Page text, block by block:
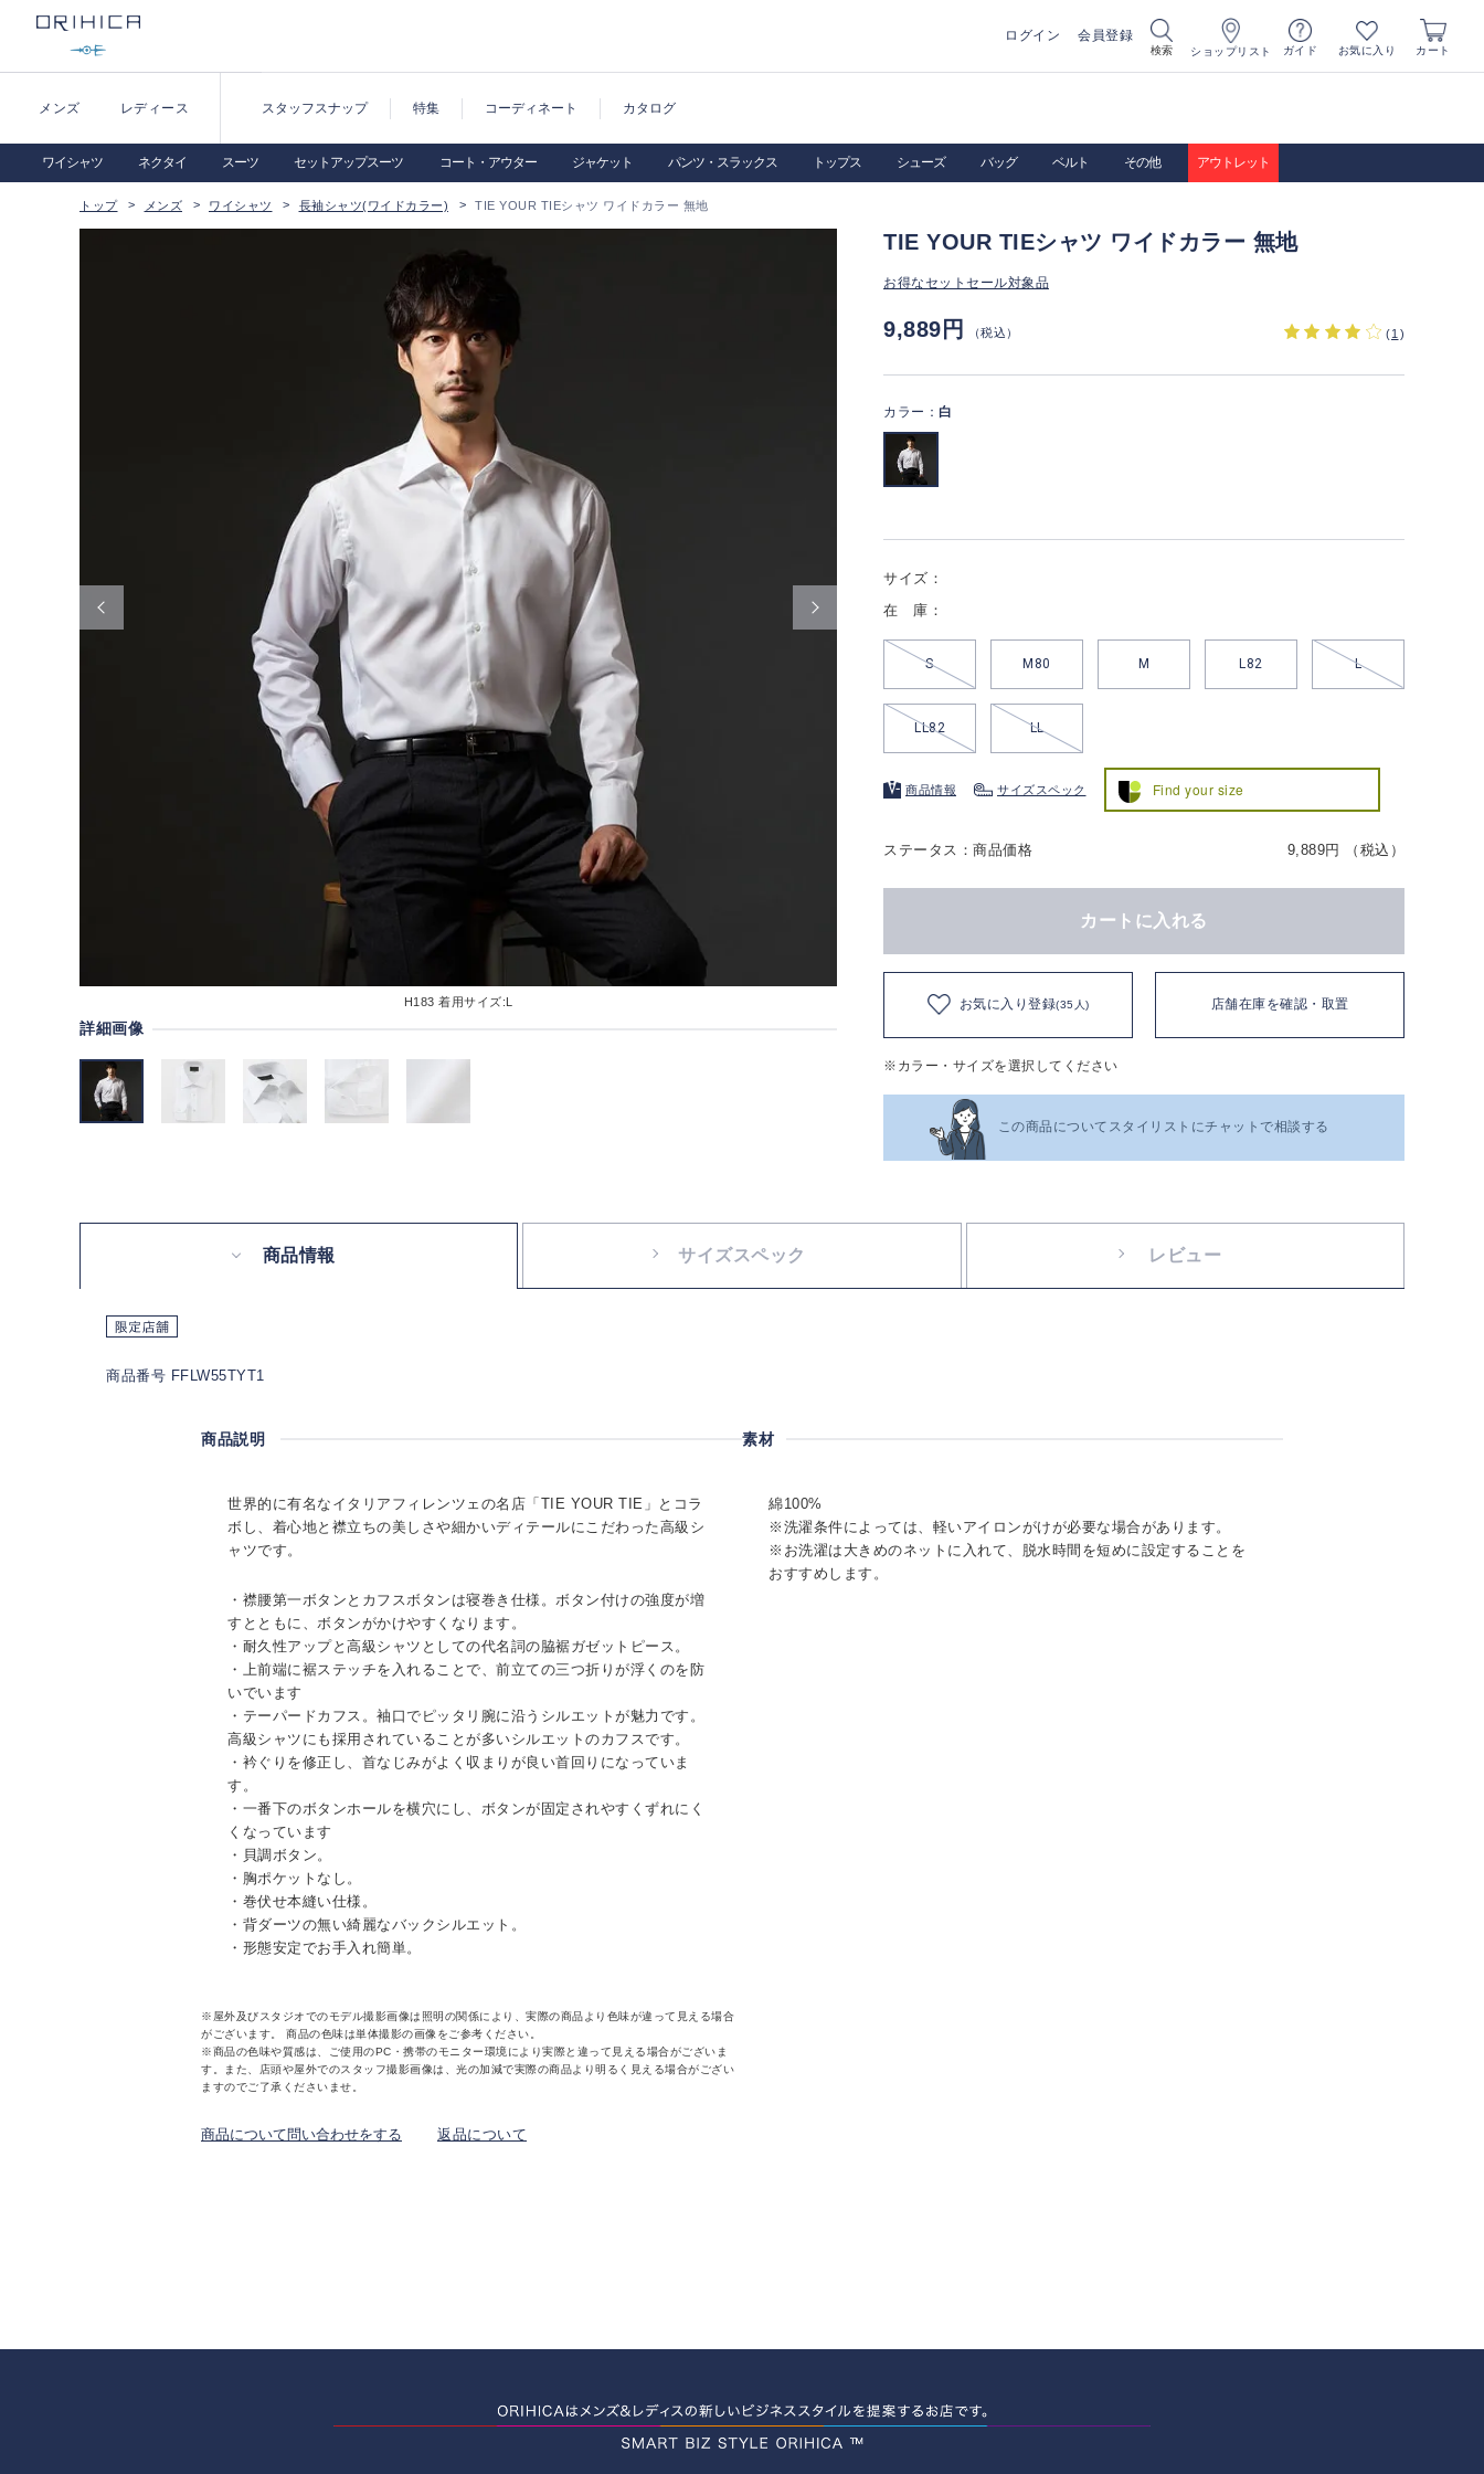
ログイン 会員登録
検索 ショップリスト ガイド お気に入り カート
メンズ レディース スタッフスナップ 特集 コーディネート カタログ
ワイシャツ ネクタイ スーツ セットアップスーツ コート・アウター ジャケット パンツ・スラックス トップス シューズ バッグ ベルト その他 アウトレット
トップ メンズ ワイシャツ 長袖シャツ(ワイドカラー) TIE YOUR TIEシャツ ワイドカラー 無地
H183 着用サイズ:L
詳細画像
TIE YOUR TIEシャツ ワイドカラー 無地
お得なセットセール対象品
9,889円 （税込） (1 )
カラー： 白
サイズ：
在 庫：
S M80 M L82 L
LL82 LL
商品情報 サイズスペック Find your size
ステータス：商品価格 9,889円 （税込）
カートに入れる
お気に入り登録(35人) 店舗在庫を確認・取置
※カラー・サイズを選択してください
この商品についてスタイリストにチャットで相談する
商品情報 サイズスペック レビュー
商品番号 FFLW55TYT1
商品説明
世界的に有名なイタリアフィレンツェの名店「TIE YOUR TIE」とコラ
ボし、着心地と襟立ちの美しさや細かいディテールにこだわった高級シ
ャツです。
・襟腰第一ボタンとカフスボタンは寝巻き仕様。ボタン付けの強度が増
すとともに、ボタンがかけやすくなります。
・耐久性アップと高級シャツとしての代名詞の脇裾ガゼットピース。
・上前端に裾ステッチを入れることで、前立ての三つ折りが浮くのを防
いでいます
・テーパードカフス。袖口でピッタリ腕に沿うシルエットが魅力です。
高級シャツにも採用されていることが多いシルエットのカフスです。
・衿ぐりを修正し、首なじみがよく収まりが良い首回りになっていま
す。
・一番下のボタンホールを横穴にし、ボタンが固定されやすくずれにく
くなっています
・貝調ボタン。
・胸ポケットなし。
・巻伏せ本縫い仕様。
・背ダーツの無い綺麗なバックシルエット。
・形態安定でお手入れ簡単。
※屋外及びスタジオでのモデル撮影画像は照明の関係により、実際の商品より色味が違って見える場合
がございます。 商品の色味は単体撮影の画像をご参考ください。
※商品の色味や質感は、ご使用のPC・携帯のモニター環境により実際と違って見える場合がございま
す。また、店頭や屋外でのスタッフ撮影画像は、光の加減で実際の商品より明るく見える場合がござい
ますのでご了承くださいませ。
商品について問い合わせをする 返品について
素材
綿100%
※洗濯条件によっては、軽いアイロンがけが必要な場合があります。
※お洗濯は大きめのネットに入れて、脱水時間を短めに設定することを
おすすめします。